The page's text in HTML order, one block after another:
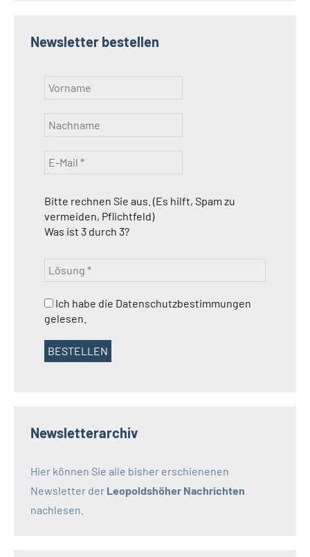
Newsletter bestellen
Bitte rechnen Sie aus. (Es hilft, Spam zu
vermeiden, Pflichtfeld)
Was ist 3 durch 3?
Ich habe die Datenschutzbestimmungen
gelesen.
Newsletterarchiv
Hier können Sie alle bisher erschienenen
Newsletter der Leopoldshöher Nachrichten
nachlesen.